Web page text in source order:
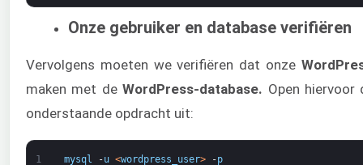
Onze gebruiker en database verifiëren
Vervolgens moeten we verifiëren dat onze
maken met deWordPress-database. Open hiervoor
onderstaande opdracht uit:
1 mysql -u <wordpress_user> -p